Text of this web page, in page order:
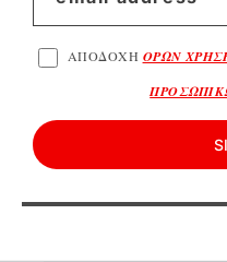
ΑΠΟΔΟΧΗ ΟΡΩΝ